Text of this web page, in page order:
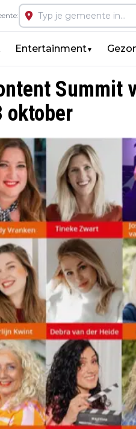
Entertainment▼
Summit
oktober